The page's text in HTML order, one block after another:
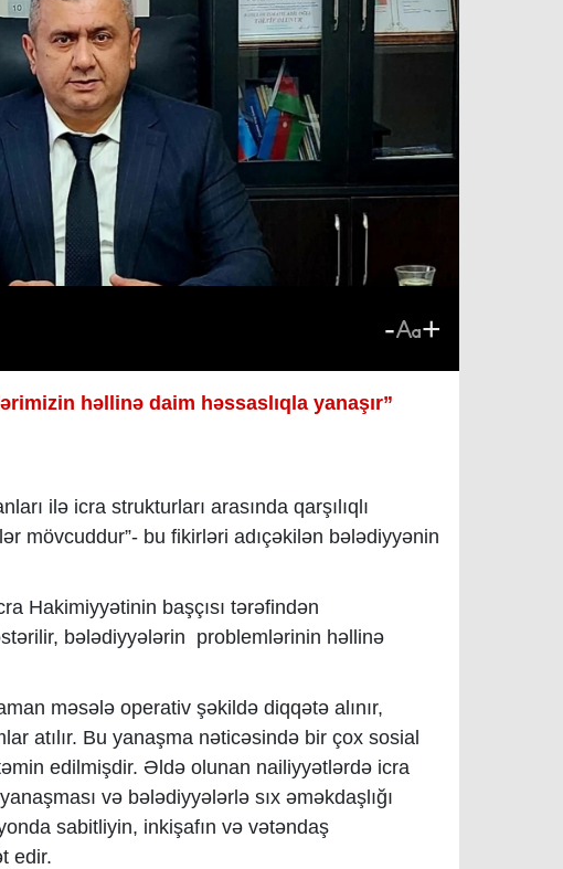
- +
həllinə daim həssaslıqla yanaşır”
ilə icra strukturları arasında qarşılıqlı
mövcuddur”- bu fikirləri adıçəkilən bələdiyyənin
Hakimiyyətinin başçısı tərəfindən
bələdiyyələrin problemlərinin həllinə
məsələ operativ şəkildə diqqətə alınır,
atılır. Bu yanaşma nəticəsində bir çox sosial
edilmişdir. Əldə olunan nailiyyətlərdə icra
və bələdiyyələrlə sıx əməkdaşlığı
sabitliyin, inkişafın və vətəndaş
edir.